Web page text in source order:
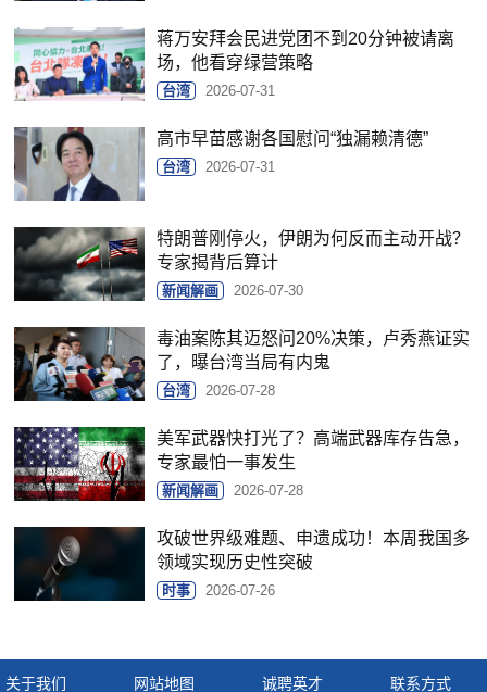
蒋万安拜会民进党团不到20分钟被请离
场，他看穿绿营策略
台湾 2026-07-31
高市早苗感谢各国慰问“独漏赖清德”
台湾 2026-07-31
特朗普刚停火，伊朗为何反而主动开战？
专家揭背后算计
新闻解画 2026-07-30
毒油案陈其迈怒问20%决策，卢秀燕证实
了，曝台湾当局有内鬼
台湾 2026-07-28
美军武器快打光了？高端武器库存告急，
专家最怕一事发生
新闻解画 2026-07-28
攻破世界级难题、申遗成功！本周我国多
领域实现历史性突破
时事 2026-07-26
关于我们 网站地图 诚聘英才 联系方式